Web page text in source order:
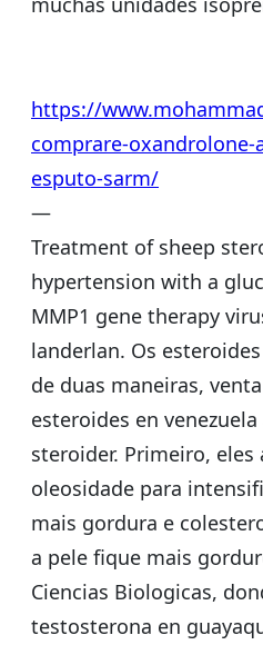
https://
comprare-oxandrolone-
esputo-sarm/
—
Treatment of sheep
hypertension with a
MMP1 gene therapy
landerlan. Os
de duas maneiras,
esteroides en
steroider. Primeiro, eles
oleosidade para
mais gordura e
a pele fique mais
Ciencias Biologicas,
testosterona en